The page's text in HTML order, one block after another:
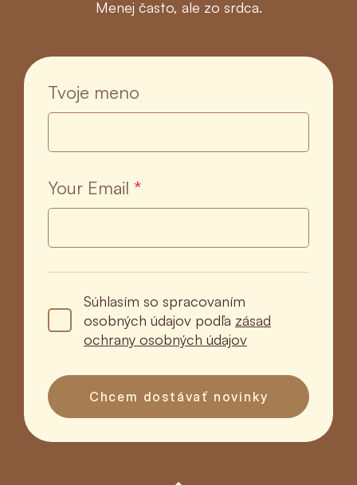
Menej často, ale zo srdca.
Tvoje meno
Your Email *
Súhlasím so spracovaním
osobných údajov podľa zásad
ochrany osobných údajov
Chcem dostávať novinky